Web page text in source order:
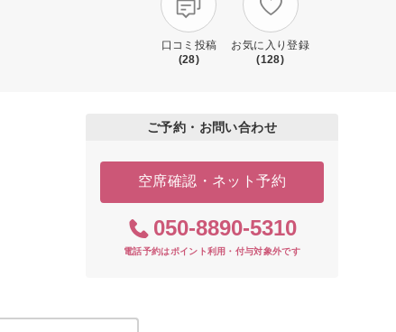
口コミ投稿
(28)
お気に入り登録
(128)
ご予約・お問い合わせ
空席確認・ネット予約
050-8890-5310
電話予約はポイント利用・付与対象外です